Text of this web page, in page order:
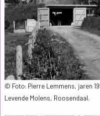
© Foto: Pierre Lemmens, jaren
Levende Molens, Roosendaal.